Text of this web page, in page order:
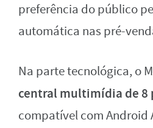
preferência do público
automática nas pré-
Na parte tecnológica, o
central multimídia de 8
compatível com Android